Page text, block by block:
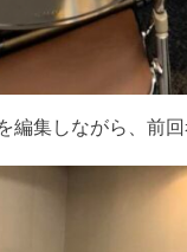
集しながら、前